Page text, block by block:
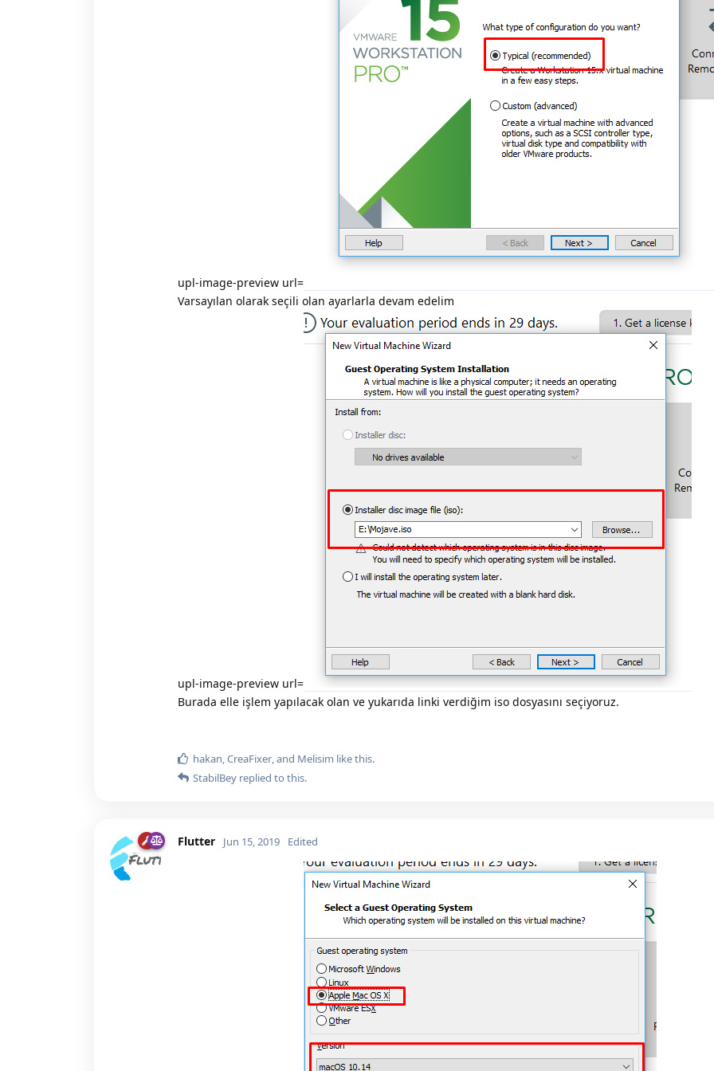
upl-image-preview url=
Varsayılan olarak seçili olan ayarlarla devam edelim
upl-image-preview url=
Burada elle işlem yapılacak olan ve yukarıda linki verdiğim iso dosyasını seçiyoruz.
hakan,CreaFixer, and Melisim like this.
StabilBey replied to this.
Flutter Jun 15, 2019 Edited